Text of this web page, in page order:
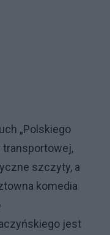
„Polskiego
transportowej,
szczyty, a
komedia
jest